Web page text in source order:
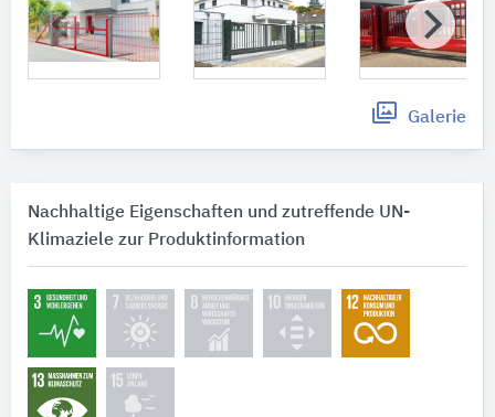
Galerie
Nachhaltige Eigenschaften und zutreffende UN-
Klimaziele zur Produktinformation